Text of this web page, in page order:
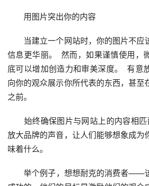
用图片突出你的内容
当建立一个网站时，你的图片不应
信息更华丽。  然而，如果谨慎使用，
底可以增加创造力和审美深度。  有意
向你的观众展示你所代表的东西，甚至
之前。
始终确保图片与网站上的内容相匹
放大品牌的声音，让人们能够想象成为
味着什么。
举个例子，想想耐克的消费者——